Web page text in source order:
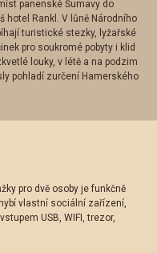
panenské Šumavy do
hotel Rankl. V lůně Národního
turistické stezky, lyžařské
pro soukromé pobyty i klid
louky, v létě a na podzim
pohladí zurčení Hamerského
pro dvě osoby je funkčně
vlastní sociální zařízení,
USB, WIFI, trezor,